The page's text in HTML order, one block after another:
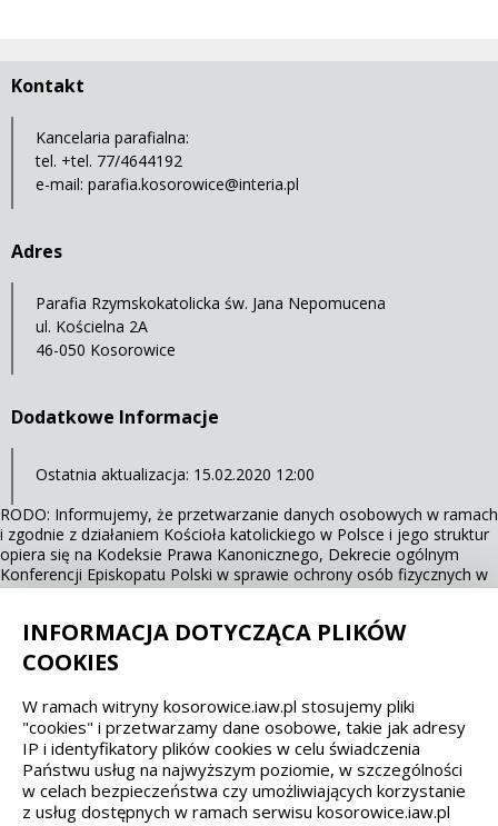
Kontakt
Kancelaria parafialna:
tel. +tel. 77/4644192
e-mail: parafia.kosorowice@interia.pl
Adres
Parafia Rzymskokatolicka św. Jana Nepomucena
ul. Kościelna 2A
46-050 Kosorowice
Dodatkowe Informacje
Ostatnia aktualizacja: 15.02.2020 12:00
RODO: Informujemy, że przetwarzanie danych osobowych w ramach
i zgodnie z działaniem Kościoła katolickiego w Polsce i jego struktur
opiera się na Kodeksie Prawa Kanonicznego, Dekrecie ogólnym
Konferencji Episkopatu Polski w sprawie ochrony osób fizycznych w
związku z przetwarzaniem danych osobowych w Kościele katolickim
WCAG 2.1 SECTION 508 EAA/EN 301549
IS 5568
INFORMACJA DOTYCZĄCA PLIKÓW
COOKIES
W ramach witryny kosorowice.iaw.pl stosujemy pliki
"cookies" i przetwarzamy dane osobowe, takie jak adresy
IP i identyfikatory plików cookies w celu świadczenia
Państwu usług na najwyższym poziomie, w szczególności
w celach bezpieczeństwa czy umożliwiających korzystanie
z usług dostępnych w ramach serwisu kosorowice.iaw.pl